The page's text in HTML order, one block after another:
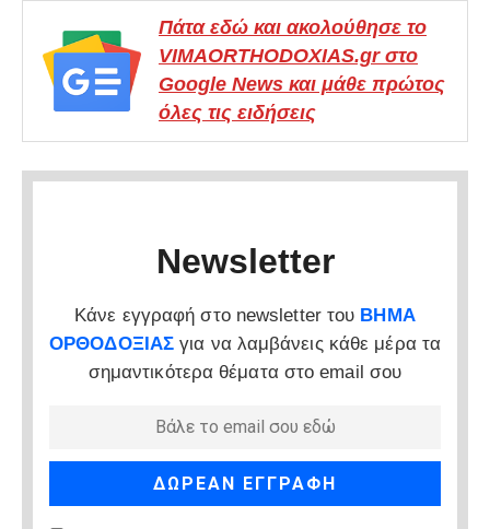
Πάτα εδώ και ακολούθησε το
VIMAORTHODOXIAS.gr στο
Google News και μάθε πρώτος
όλες τις ειδήσεις
Newsletter
Κάνε εγγραφή στο newsletter του ΒΗΜΑ
ΟΡΘΟΔΟΞΙΑΣ για να λαμβάνεις κάθε μέρα τα
σημαντικότερα θέματα στο email σου